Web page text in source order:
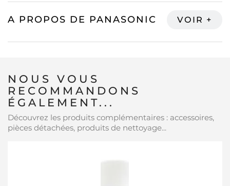
A PROPOS DE PANASONIC
NOUS VOUS
RECOMMANDONS
ÉGALEMENT...
Découvrez les produits complémentaires : accessoires,
pièces détachées, produits de nettoyage...